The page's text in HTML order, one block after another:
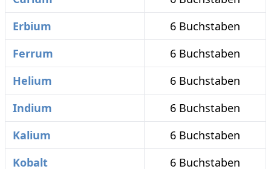
Erbium
6 Buchstaben
Ferrum
6 Buchstaben
Helium
6 Buchstaben
Indium
6 Buchstaben
Kalium
6 Buchstaben
Kobalt
6 Buchstaben